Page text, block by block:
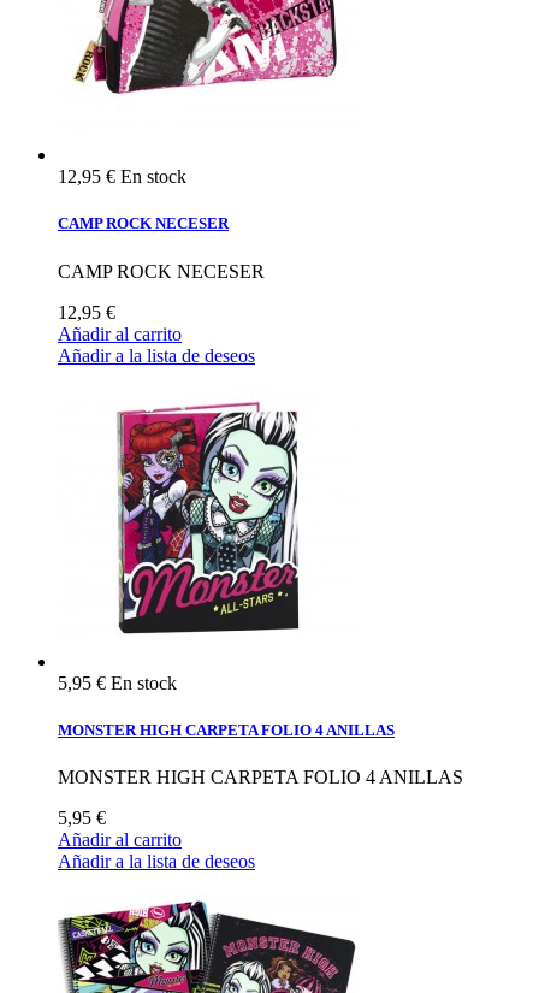
12,95 € En stock
CAMP ROCK NECESER
CAMP ROCK NECESER
12,95 €
Añadir al carrito
Añadir a la lista de deseos
5,95 € En stock
MONSTER HIGH CARPETA FOLIO 4 ANILLAS
MONSTER HIGH CARPETA FOLIO 4 ANILLAS
5,95 €
Añadir al carrito
Añadir a la lista de deseos